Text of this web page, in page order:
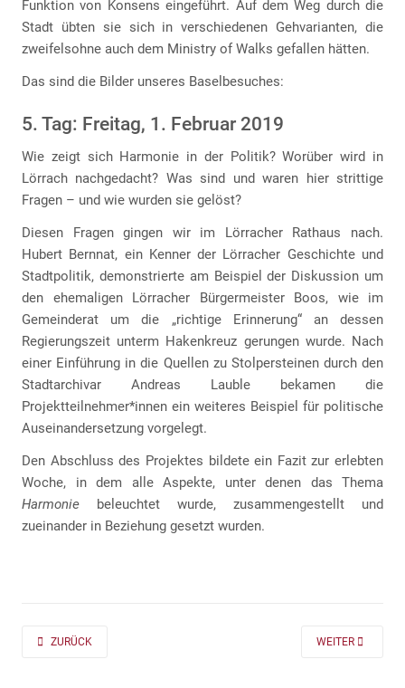
Funktion von Konsens eingeführt. Auf dem Weg durch die
Stadt übten sie sich in verschiedenen Gehvarianten, die
zweifelsohne auch dem Ministry of Walks gefallen hätten.
Das sind die Bilder unseres Baselbesuches:
5. Tag: Freitag, 1. Februar 2019
Wie zeigt sich Harmonie in der Politik? Worüber wird in
Lörrach nachgedacht? Was sind und waren hier strittige
Fragen – und wie wurden sie gelöst?
Diesen Fragen gingen wir im Lörracher Rathaus nach.
Hubert Bernnat, ein Kenner der Lörracher Geschichte und
Stadtpolitik, demonstrierte am Beispiel der Diskussion um
den ehemaligen Lörracher Bürgermeister Boos, wie im
Gemeinderat um die „richtige Erinnerung“ an dessen
Regierungszeit unterm Hakenkreuz gerungen wurde. Nach
einer Einführung in die Quellen zu Stolpersteinen durch den
Stadtarchivar Andreas Lauble bekamen die
Projektteilnehmer*innen ein weiteres Beispiel für politische
Auseinandersetzung vorgelegt.
Den Abschluss des Projektes bildete ein Fazit zur erlebten
Woche, in dem alle Aspekte, unter denen das Thema
Harmonie beleuchtet wurde, zusammengestellt und
zueinander in Beziehung gesetzt wurden.
PREVIOUS ARTICLE: AD FONTES 2019/20 „MASS“ FÜR DIE KLASSEN 7
ZURÜCK NEXT ARTICLE:
WEITER